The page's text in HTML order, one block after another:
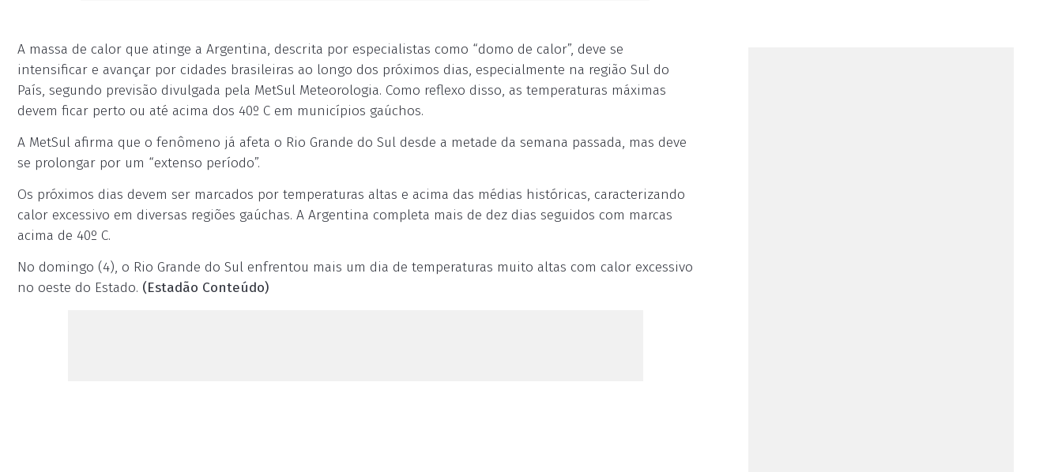
A massa de calor que atinge a Argentina, descrita por especialistas como “domo de calor”, deve se
intensificar e avançar por cidades brasileiras ao longo dos próximos dias, especialmente na região Sul do
País, segundo previsão divulgada pela MetSul Meteorologia. Como reflexo disso, as temperaturas máximas
devem ficar perto ou até acima dos 40º C em municípios gaúchos.
A MetSul afirma que o fenômeno já afeta o Rio Grande do Sul desde a metade da semana passada, mas deve
se prolongar por um “extenso período”.
Os próximos dias devem ser marcados por temperaturas altas e acima das médias históricas, caracterizando
calor excessivo em diversas regiões gaúchas. A Argentina completa mais de dez dias seguidos com marcas
acima de 40º C.
No domingo (4), o Rio Grande do Sul enfrentou mais um dia de temperaturas muito altas com calor excessivo
no oeste do Estado. (Estadão Conteúdo)